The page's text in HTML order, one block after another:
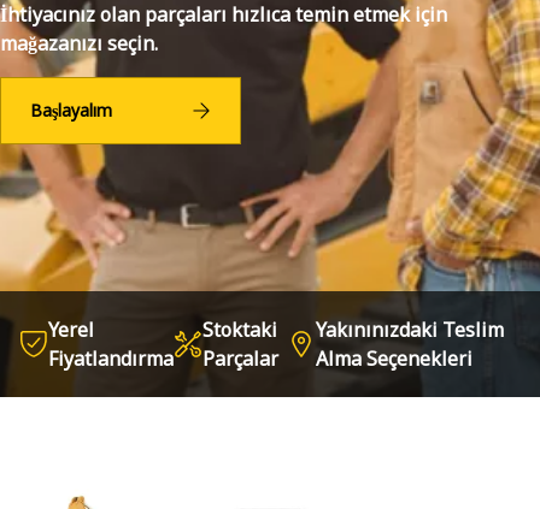
İhtiyacınız olan parçaları hızlıca temin etmek için
mağazanızı seçin.
Başlayalım
Yerel
Fiyatlandırma
Stoktaki
Parçalar
Yakınınızdaki Teslim
Alma Seçenekleri